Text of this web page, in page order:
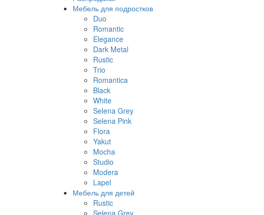
Мебель для подростков
Duo
Romantic
Elegance
Dark Metal
Rustic
Trio
Romantica
Black
White
Selena Grey
Selena Pink
Flora
Yakut
Mocha
Studio
Modera
Lapel
Мебель для детей
Rustic